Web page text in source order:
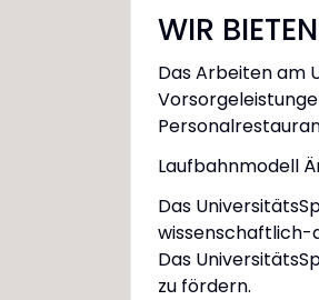
WIR BIETEN
Das Arbeiten am
Laufbahnmodell
Das
wissenschaftlich-
Das
zu fördern.